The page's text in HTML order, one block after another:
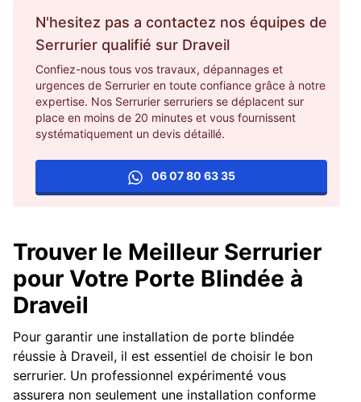
N'hesitez pas a contactez nos équipes de
Serrurier qualifié sur Draveil
Confiez-nous tous vos travaux, dépannages et
urgences de Serrurier en toute confiance grâce à notre
expertise. Nos Serrurier serruriers se déplacent sur
place en moins de 20 minutes et vous fournissent
systématiquement un devis détaillé.
06 07 80 63 35
Trouver le Meilleur Serrurier
pour Votre Porte Blindée à
Draveil
Pour garantir une installation de porte blindée
réussie à Draveil, il est essentiel de choisir le bon
serrurier. Un professionnel expérimenté vous
assurera non seulement une installation conforme